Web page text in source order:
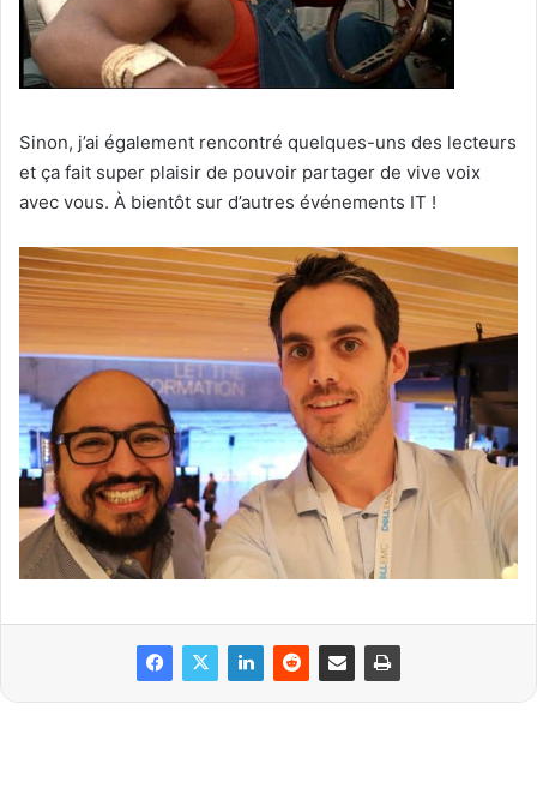
Sinon, j’ai également rencontré quelques-uns des lecteurs
et ça fait super plaisir de pouvoir partager de vive voix
avec vous. À bientôt sur d’autres événements IT !